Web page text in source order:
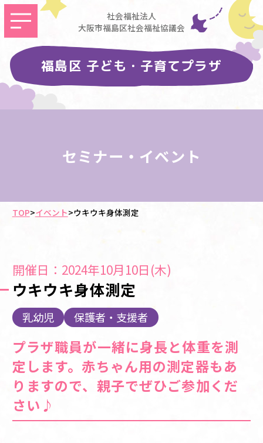
社会福祉法人
大阪市福島区社会福祉協議会
福島区 子ども・子育てプラザ
セミナー・イベント
TOP>イベント>ウキウキ身体測定
開催日：2024年10月10日(木)
ウキウキ身体測定
乳幼児 保護者・支援者
プラザ職員が一緒に身長と体重を測
定します。赤ちゃん用の測定器もあ
りますので、親子でぜひご参加くだ
さい♪